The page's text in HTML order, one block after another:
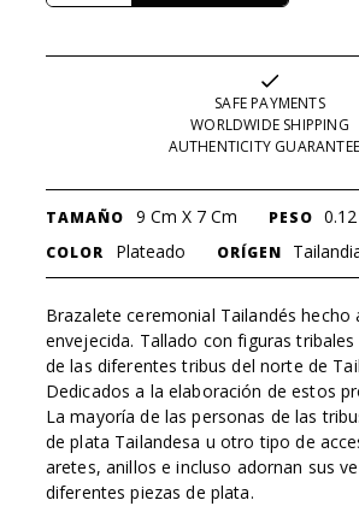
SAFE PAYMENTS
WORLDWIDE SHIPPING
AUTHENTICITY
TAMAÑO 9 Cm X 7 Cm PESO 0.12
COLOR Plateado ORÍGEN
Brazalete ceremonial Tailandés hecho
envejecida. Tallado con figuras
de las diferentes tribus del norte de
Dedicados a la elaboración de estos
La mayoría de las personas de las
de plata Tailandesa u otro tipo de
aretes, anillos e incluso adornan sus
diferentes piezas de plata.